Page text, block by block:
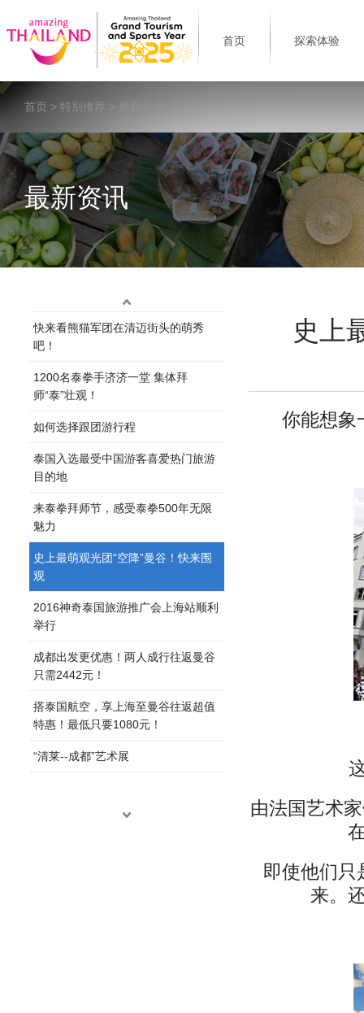
首页 探索体验
首页 > 特别推荐 > 最新资讯
最新资讯
快来看熊猫军团在清迈街头的萌秀
吧！
1200名泰拳手济济一堂 集体拜
师“泰”壮观！
如何选择跟团游行程
泰国入选最受中国游客喜爱热门旅游
目的地
来泰拳拜师节，感受泰拳500年无限
魅力
史上最萌观光团“空降”曼谷！快来围
观
2016神奇泰国旅游推广会上海站顺利
举行
成都出发更优惠！两人成行往返曼谷
只需2442元！
搭泰国航空，享上海至曼谷往返超值
特惠！最低只要1080元！
“清莱--成都”艺术展
史上
你能想象
由法国艺术
即使他们只
来。